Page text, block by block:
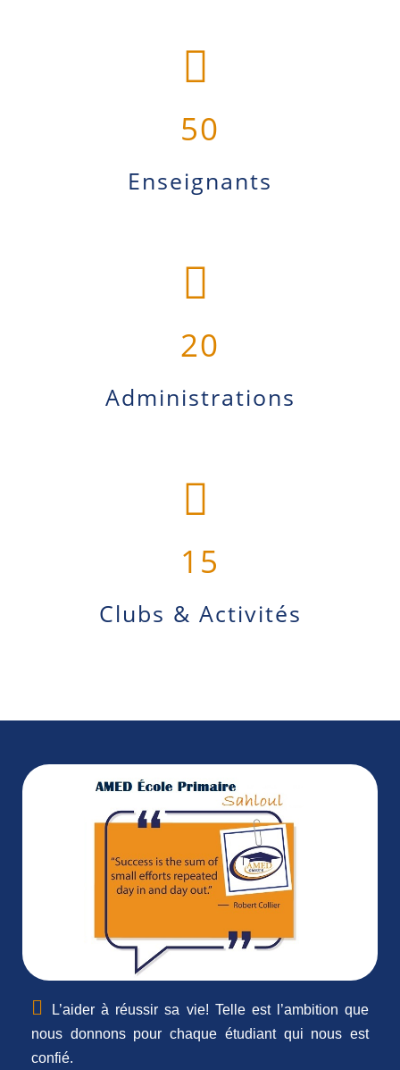
50
Enseignants
20
Administrations
15
Clubs & Activités
L’aider à réussir sa vie! Telle est l’ambition que
nous donnons pour chaque étudiant qui nous est
confié.